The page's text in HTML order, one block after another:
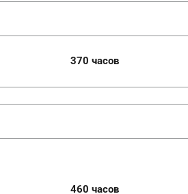
370 часов
460 часов